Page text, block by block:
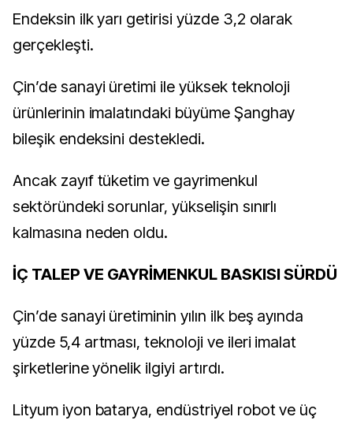
Endeksin ilk yarı getirisi yüzde 3,2 olarak
gerçekleşti.
Çin’de sanayi üretimi ile yüksek teknoloji
ürünlerinin imalatındaki büyüme Şanghay
bileşik endeksini destekledi.
Ancak zayıf tüketim ve gayrimenkul
sektöründeki sorunlar, yükselişin sınırlı
kalmasına neden oldu.
İÇ TALEP VE GAYRİMENKUL BASKISI SÜRDÜ
Çin’de sanayi üretiminin yılın ilk beş ayında
yüzde 5,4 artması, teknoloji ve ileri imalat
şirketlerine yönelik ilgiyi artırdı.
Lityum iyon batarya, endüstriyel robot ve üç